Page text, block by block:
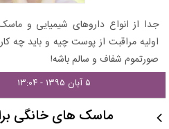
جدا از انواع داروهای شیمیایی و
اولیه مراقبت از پوست چیه و باید چه
صورتموم شفاف و سالم باشه!
۵ آبان ۱۳۹۵ - ۱۳:۰۴
ماسک های خانگی